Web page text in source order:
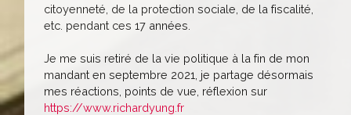
citoyenneté, de la protection sociale, de la fiscalité,
etc. pendant ces 17 années.
Je me suis retiré de la vie politique à la fin de mon
mandant en septembre 2021, je partage désormais
mes réactions, points de vue, réflexion sur
https://www.richardyung.fr